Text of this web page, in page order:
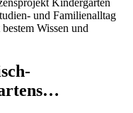
und Familienalltag
Wissen und